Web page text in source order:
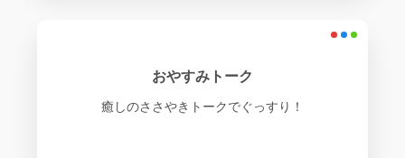
おやすみトーク
癒しのささやきトークでぐっすり！